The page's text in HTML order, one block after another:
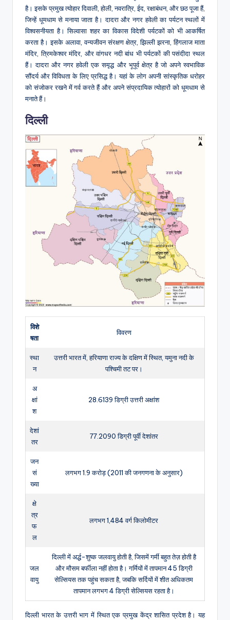
है। इसके प्रमुख त्योहार दिवाली, होली, नवरात्रि, ईद, रक्षाबंधन, और छठ पूजा हैं,
जिन्हें धूमधाम से मनाया जाता है। दादरा और नगर हवेली का पर्यटन स्थलों में
विश्वसनीयता है। सिल्वासा शहर का विकास विदेशी पर्यटकों को भी आकर्षित
करता है। इसके अलावा, वन्यजीवन संरक्षण क्षेत्र, झिल्ली झरना, हिंगलाज माता
मंदिर, त्रिमकेश्वर मंदिर, और वांगधर नदी बांध भी पर्यटकों की पसंदीदा स्थल
हैं। दादरा और नगर हवेली एक समृद्ध और भूपूर्व क्षेत्र है जो अपने स्वभाविक
सौंदर्य और विविधता के लिए प्रसिद्ध है। यहां के लोग अपनी सांस्कृतिक धरोहर
को संजोकर रखने में गर्व करते हैं और अपने संप्रदायिक त्योहारों को धूमधाम से
मनाते हैं।
दिल्ली
विशे
षता
विवरण
स्था
न
उत्तरी भारत में, हरियाणा राज्य के दक्षिण में स्थित, यमुना नदी के
पश्चिमी तट पर।
अ
क्षां
श
28.6139 डिग्री उत्तरी अक्षांश
देशां
तर
77.2090 डिग्री पूर्वी देशांतर
जन
सं
ख्या
लगभग 1.9 करोड़ (2011 की जनगणना के अनुसार)
क्षे
त्र
फ
ल
लगभग 1,484 वर्ग किलोमीटर
जल
वायु
दिल्ली में अर्द्ध-शुष्क जलवायु होती है, जिसमें गर्मी बहुत तेज़ होती है
और मौसम बर्फीला नहीं होता है। गर्मियों में तापमान 45 डिग्री
सेल्सियस तक पहुंच सकता है, जबकि सर्दियों में शीत अधिकतम
तापमान लगभग 4 डिग्री सेल्सियस रहता है।
दिल्ली भारत के उत्तरी भाग में स्थित एक प्रमुख केंद्र शासित प्रदेश है। यह